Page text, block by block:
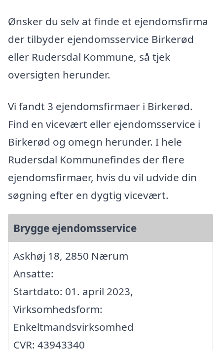
Ønsker du selv at finde et ejendomsfirma
der tilbyder ejendomsservice Birkerød
eller Rudersdal Kommune, så tjek
oversigten herunder.
Vi fandt 3 ejendomsfirmaer i Birkerød.
Find en vicevært eller ejendomsservice i
Birkerød og omegn herunder. I hele
Rudersdal Kommunefindes der flere
ejendomsfirmaer, hvis du vil udvide din
søgning efter en dygtig vicevært.
Brygge ejendomsservice
Askhøj 18, 2850 Nærum
Ansatte:
Startdato: 01. april 2023,
Virksomhedsform:
Enkeltmandsvirksomhed
CVR: 43943340